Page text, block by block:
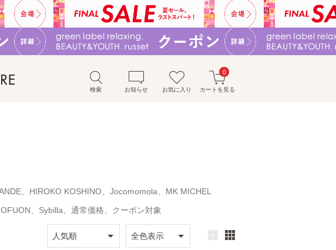
検索 お知らせ お気に入り カートを見る
0
、HIROKO KOSHINO、Jocomomola、MK MICHEL
、Sybilla、通常価格、クーポン対象